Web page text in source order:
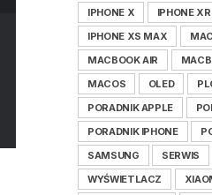
IPHONE X
IPHONE XR
IPHONE XS MAX
MAC
MACBOOK AIR
MACOS
OLED
PORADNIK APPLE
PORADNIK IPHONE
SAMSUNG
SERWIS
WYŚWIETLACZ